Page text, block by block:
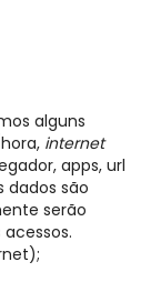
alguns
internet
apps, url
dados são
serão